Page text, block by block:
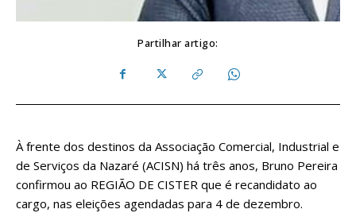
Partilhar artigo:
À frente dos destinos da Associação Comercial, Industrial e
de Serviços da Nazaré (ACISN) há três anos, Bruno Pereira
confirmou ao REGIÃO DE CISTER que é recandidato ao
cargo, nas eleições agendadas para 4 de dezembro.